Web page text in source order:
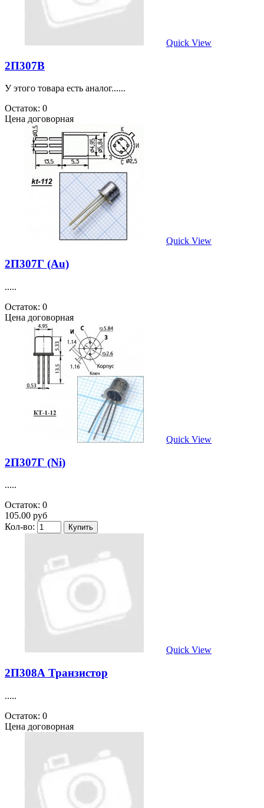
Quick View
2П307В
У этого товара есть аналог......
Остаток: 0
Цена договорная
Quick View
2П307Г (Au)
.....
Остаток: 0
Цена договорная
Quick View
2П307Г (Ni)
.....
Остаток: 0
105.00 руб
Кол-во:
Quick View
2П308А Транзистор
.....
Остаток: 0
Цена договорная